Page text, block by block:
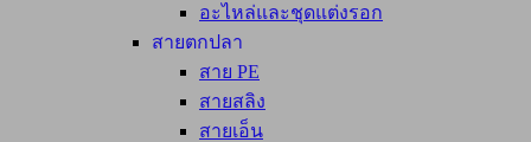
อะไหล่และชุดแต่งรอก
สายตกปลา
สาย PE
สายสลิง
สายเอ็น